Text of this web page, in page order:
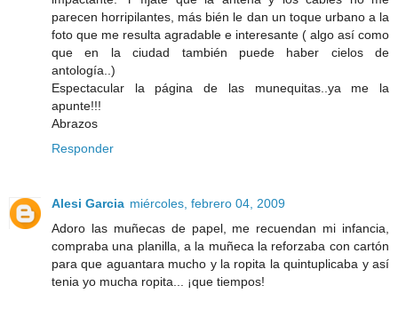
parecen horripilantes, más bién le dan un toque urbano a la
foto que me resulta agradable e interesante ( algo así como
que en la ciudad también puede haber cielos de
antología..)
Espectacular la página de las munequitas..ya me la
apunte!!!
Abrazos
Responder
Alesi Garcia miércoles, febrero 04, 2009
Adoro las muñecas de papel, me recuendan mi infancia,
compraba una planilla, a la muñeca la reforzaba con cartón
para que aguantara mucho y la ropita la quintuplicaba y así
tenia yo mucha ropita... ¡que tiempos!